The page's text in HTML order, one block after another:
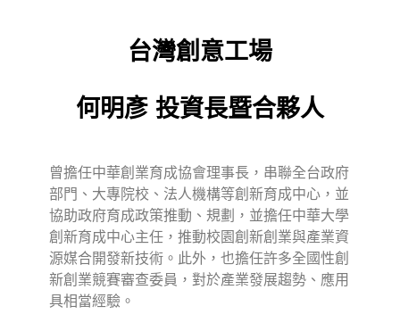
台灣創意工場
何明彥 投資長暨合夥人
曾擔任中華創業育成協會理事長，串聯全台政府
部門、大專院校、法人機構等創新育成中心，並
協助政府育成政策推動、規劃，並擔任中華大學
創新育成中心主任，推動校園創新創業與產業資
源媒合開發新技術。此外，也擔任許多全國性創
新創業競賽審查委員，對於產業發展趨勢、應用
具相當經驗。